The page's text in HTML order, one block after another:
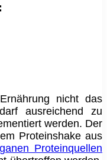
nicht das
ausreichend zu
werden. Der
Proteinshake aus
Proteinquellen